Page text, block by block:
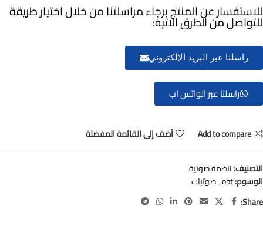
للاستفسار عن المنتج برجاء مراسلتنا من خلال اختيار طريقة
للتواصل من الطرق الاتية:
راسلنا عبر البريد الإلكتروني
راسلنا عبر الواتس اب
Add to compare أضف إلى القائمة المفضلة
التصنيف:انظمة صوتية
الوسوم:obt
,صوتيات
Share: